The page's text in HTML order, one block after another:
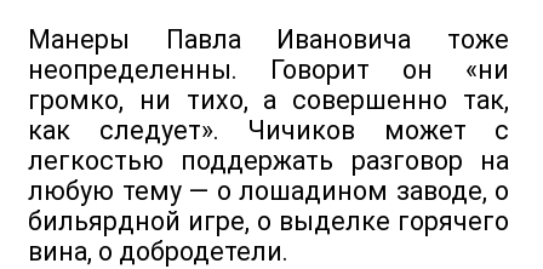
Манеры Павла Ивановича тоже
неопределенны. Говорит он «ни
громко, ни тихо, а совершенно так,
как следует». Чичиков может с
легкостью поддержать разговор на
любую тему — о лошадином заводе, о
бильярдной игре, о выделке горячего
вина, о добродетели.